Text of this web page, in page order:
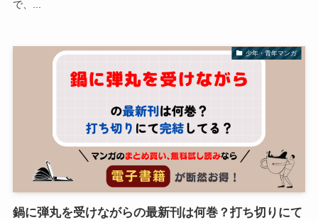
で、...
少年・青年マンガ
鍋に弾丸を受けながらの最新刊は何巻？打ち切りにて